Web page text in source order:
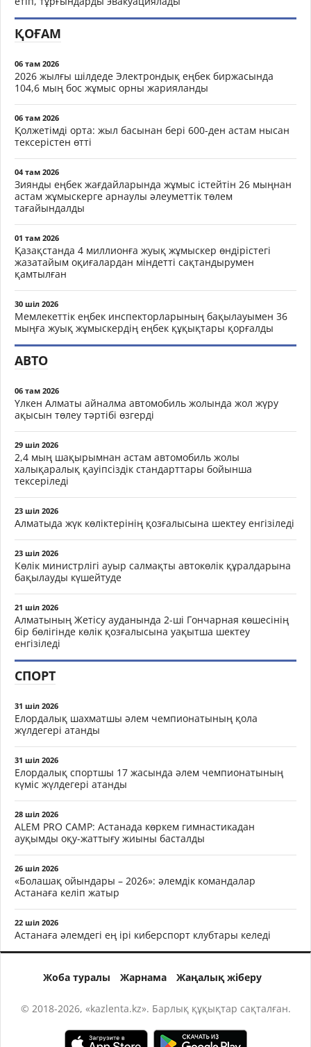
ҚОҒАМ
06 там 2026
2026 жылғы шілдеде Электрондық еңбек биржасында
104,6 мың бос жұмыс орны жарияланды
06 там 2026
Қолжетімді орта: жыл басынан бері 600-ден астам нысан
тексерістен өтті
04 там 2026
Зиянды еңбек жағдайларында жұмыс істейтін 26 мыңнан
астам жұмыскерге арнаулы әлеуметтік төлем
тағайындалды
01 там 2026
Қазақстанда 4 миллионға жуық жұмыскер өндірістегі
жазатайым оқиғалардан міндетті сақтандырумен
қамтылған
30 шіл 2026
Мемлекеттік еңбек инспекторларының бақылауымен 36
мыңға жуық жұмыскердің еңбек құқықтары қорғалды
АВТО
06 там 2026
Үлкен Алматы айналма автомобиль жолында жол жүру
ақысын төлеу тәртібі өзгерді
29 шіл 2026
2,4 мың шақырымнан астам автомобиль жолы
халықаралық қауіпсіздік стандарттары бойынша
тексеріледі
23 шіл 2026
Алматыда жүк көліктерінің қозғалысына шектеу енгізіледі
23 шіл 2026
Көлік министрлігі ауыр салмақты автокөлік құралдарына
бақылауды күшейтуде
21 шіл 2026
Алматының Жетісу ауданында 2-ші Гончарная көшесінің
бір бөлігінде көлік қозғалысына уақытша шектеу
енгізіледі
СПОРТ
31 шіл 2026
Елордалық шахматшы әлем чемпионатының қола
жүлдегері атанды
31 шіл 2026
Елордалық спортшы 17 жасында әлем чемпионатының
күміс жүлдегері атанды
28 шіл 2026
ALEM PRO CAMP: Астанада көркем гимнастикадан
ауқымды оқу-жаттығу жиыны басталды
26 шіл 2026
«Болашақ ойындары – 2026»: әлемдік командалар
Астанаға келіп жатыр
22 шіл 2026
Астанаға әлемдегі ең ірі киберспорт клубтары келеді
Жоба туралы Жарнама Жаңалық жіберу
© 2018-2026, «kazlenta.kz». Барлық құқықтар сақталған.